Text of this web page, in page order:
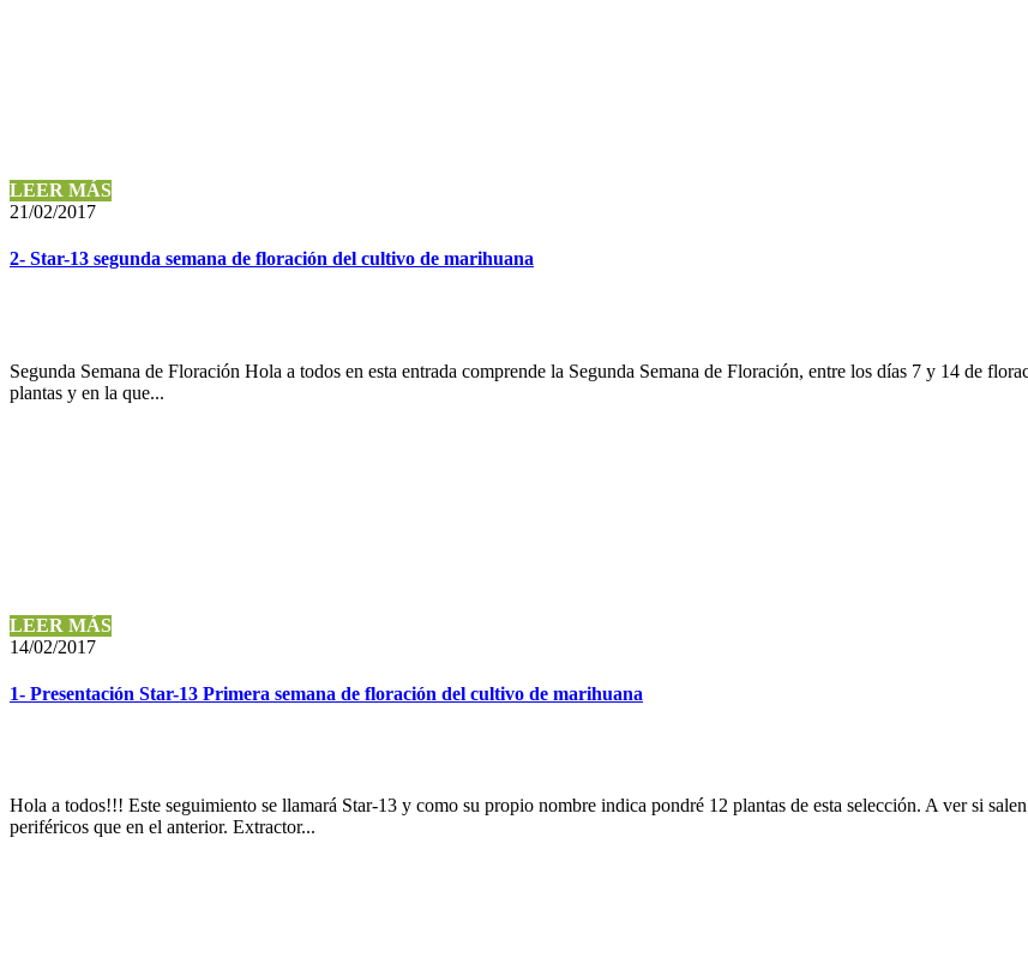
LEER MÁS
21/02/2017
2- Star-13 segunda semana de floración del cultivo de marihuana
Segunda Semana de Floración Hola a todos en esta entrada comprende la Segunda Semana de Floración, entre los días 7 y 14 de
plantas y en la que...
LEER MÁS
14/02/2017
1- Presentación Star-13 Primera semana de floración del cultivo de marihuana
Hola a todos!!! Este seguimiento se llamará Star-13 y como su propio nombre indica pondré 12 plantas de esta selección. A ver si
periféricos que en el anterior. Extractor...